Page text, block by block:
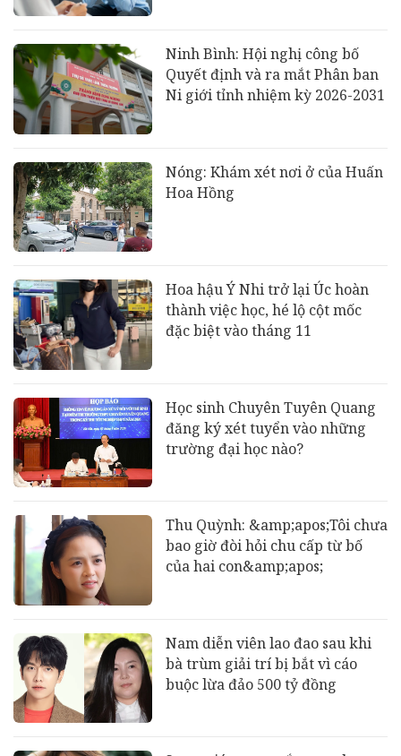
Ninh Bình: Hội nghị công bố
Quyết định và ra mắt Phân ban
Ni giới tỉnh nhiệm kỳ 2026-2031
Nóng: Khám xét nơi ở của Huấn
Hoa Hồng
Hoa hậu Ý Nhi trở lại Úc hoàn
thành việc học, hé lộ cột mốc
đặc biệt vào tháng 11
Học sinh Chuyên Tuyên Quang
đăng ký xét tuyển vào những
trường đại học nào?
Thu Quỳnh: &amp;apos;Tôi chưa
bao giờ đòi hỏi chu cấp từ bố
của hai con&amp;apos;
Nam diễn viên lao đao sau khi
bà trùm giải trí bị bắt vì cáo
buộc lừa đảo 500 tỷ đồng